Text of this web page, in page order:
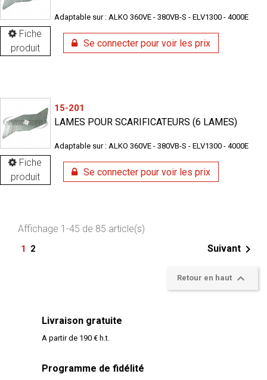
Fiche
produit
Adaptable sur : ALKO 360VE - 380VB-S - ELV1300 - 4000E
Se connecter pour voir les prix
Fiche
produit
15-201
LAMES POUR SCARIFICATEURS (6 LAMES)
Adaptable sur : ALKO 360VE - 380VB-S - ELV1300 - 4000E
Se connecter pour voir les prix
Affichage 1-45 de 85 article(s)
1 2 Suivant 
Retour en haut 
Livraison gratuite
A partir de 190 € h.t.
Programme de fidélité